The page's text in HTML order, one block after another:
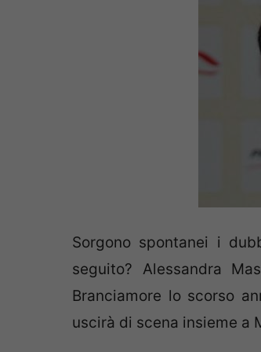
Sorgono spontanei i
seguito? Alessandra
Branciamore lo scorso
uscirà di scena insieme a